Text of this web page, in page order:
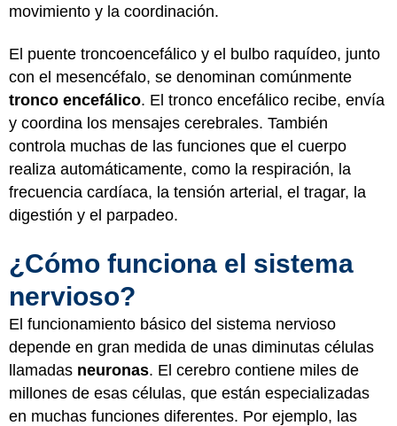
movimiento y la coordinación.
El puente troncoencefálico y el bulbo raquídeo, junto
con el mesencéfalo, se denominan comúnmente
tronco encefálico. El tronco encefálico recibe, envía
y coordina los mensajes cerebrales. También
controla muchas de las funciones que el cuerpo
realiza automáticamente, como la respiración, la
frecuencia cardíaca, la tensión arterial, el tragar, la
digestión y el parpadeo.
¿Cómo funciona el sistema
nervioso?
El funcionamiento básico del sistema nervioso
depende en gran medida de unas diminutas células
llamadas neuronas. El cerebro contiene miles de
millones de esas células, que están especializadas
en muchas funciones diferentes. Por ejemplo, las